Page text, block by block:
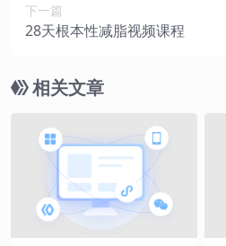
下一篇
28天根本性减脂视频课程
相关文章